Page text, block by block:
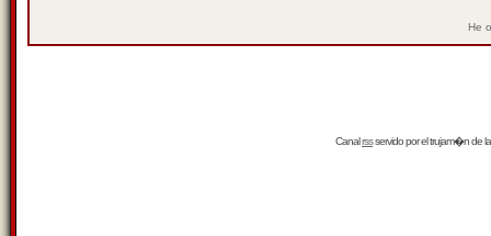
He
Canalrssservido por eltrujam�nde